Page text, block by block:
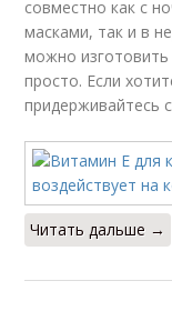
совместно как с
масками, так и в
можно изготовить
просто. Если
придерживайтесь
Читать дальше →